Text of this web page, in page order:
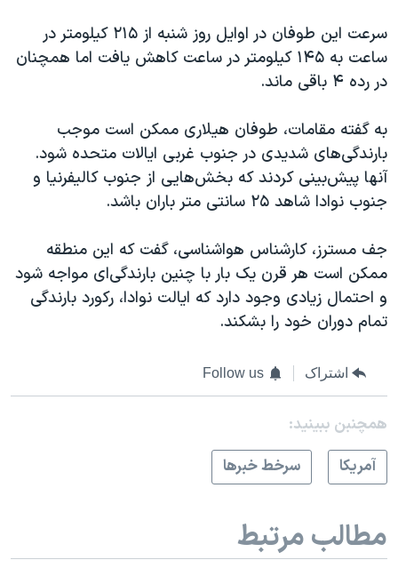
سرعت این طوفان در اوایل روز شنبه از ۲۱۵ کیلومتر در
ساعت به ۱۴۵ کیلومتر در ساعت کاهش یافت اما همچنان
در رده ۴ باقی ماند.
به گفته مقامات، طوفان هیلاری ممکن است موجب
بارندگی‌های شدیدی در جنوب غربی ایالات متحده شود.
آنها پیش‌بینی کردند که بخش‌هایی از جنوب کالیفرنیا و
جنوب نوادا شاهد ۲۵ سانتی متر باران باشد.
جف مسترز، کارشناس هواشناسی، گفت که این منطقه
ممکن است هر قرن یک بار با چنین بارندگی‌ای مواجه شود
و احتمال زیادی وجود دارد که ایالت نوادا، رکورد بارندگی
تمام دوران خود را بشکند.
اشتراک Follow us
همچنبن ببینید:
آمريکا
سرخط خبرها
مطالب مرتبط